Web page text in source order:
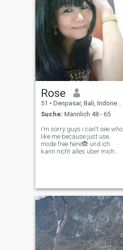
Rose
51 • Denpasar, Bali, Indonesien
Suche: Männlich 48 - 65
i'm sorry guys i can't see who
like me because just use
mode free here🙈 und ich
kann nicht alles über mich
wissen wollen. Aber wenn
dein Profil kein Bild von dir
oder schlechten Typen
enthält und du nur
schmutzig reden willst, bitte
schicke mir keine
Nachrichten ✌️. Danke fürs
Ansehen meines Profils 🙏